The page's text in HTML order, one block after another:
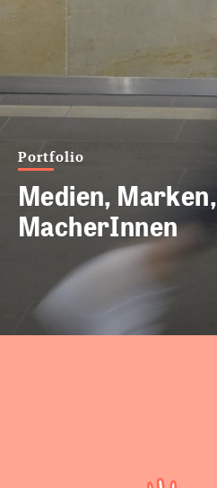
Portfolio
Medien, Marken,
MacherInnen